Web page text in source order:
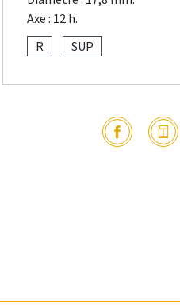
Axe : 12 h.
R
SUP